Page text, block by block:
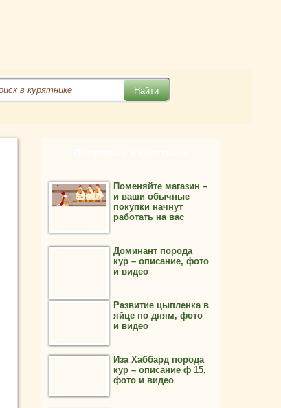
Поменяйте магазин –
и ваши обычные
покупки начнут
работать на вас
Доминант порода
кур – описание, фото
и видео
Развитие цыпленка в
яйце по дням, фото
и видео
Иза Хаббард порода
кур – описание ф 15,
фото и видео